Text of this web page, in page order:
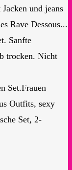
und jeans
Rave Dessous...
Sanfte
trocken. Nicht
Set.Frauen
Outfits, sexy
Set, 2-